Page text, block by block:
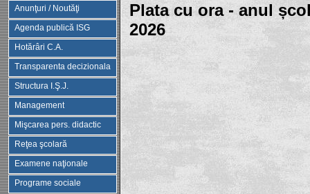
Anunţuri / Noutăţi
Agenda publică ISG
Hotărâri C.A.
Transparenta decizionala
Structura I.Ş.J.
Management
Mişcarea pers. didactic
Reţea şcolară
Examene naţionale
Programe sociale
Plata cu ora - anul
2026